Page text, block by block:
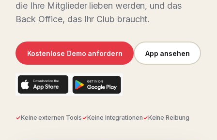
die Ihre Mitglieder lieben werden, und das
Back Office, das Ihr Club braucht.
Kostenlose Demo anfordern App ansehen
Keine externen Tools Keine Integrationen Keine Reibung